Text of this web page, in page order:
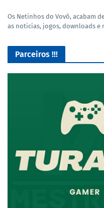
Os Netinhos do Vovô, acabam
as noticias, jogos, downloads e
Parceiros !!!
Lives de Gameplay no Facebook